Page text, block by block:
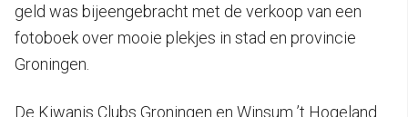
geld was bijeengebracht met de verkoop van een
fotoboek over mooie plekjes in stad en provincie
Groningen.
De Kiwanis Clubs Groningen en Winsum ’t Hogeland